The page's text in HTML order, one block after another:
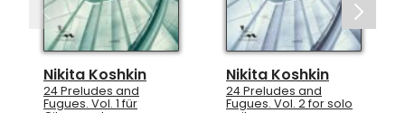
Nikita Koshkin
24 Preludes and
Fugues. Vol. 2 for solo
Nikita Koshkin
Alles Gute zum